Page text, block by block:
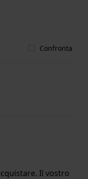
Confronta
Il vostro